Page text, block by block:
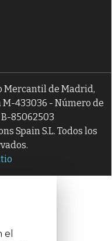
Mercantil de Madrid,
M-433036 - Número de
85062503
Spain S.L. Todos los
el